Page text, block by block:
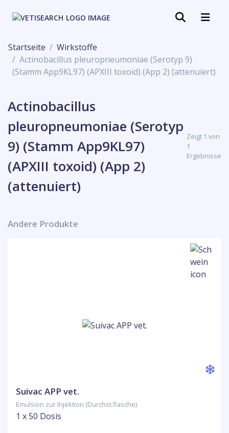
Startseite
Wirkstoffe
Actinobacillus pleuropneumoniae (Serotyp 9)
(Stamm App9KL97) (APXIII toxoid) (App 2) (attenuiert)
Actinobacillus
pleuropneumoniae (Serotyp
9) (Stamm App9KL97)
(APXIII toxoid) (App 2)
(attenuiert)
Zeigt 1 von
1
Ergebnisse
Andere Produkte
Suivac APP vet.
Emulsion zur Injektion (Durchst.flasche)
1 x 50 Dosis